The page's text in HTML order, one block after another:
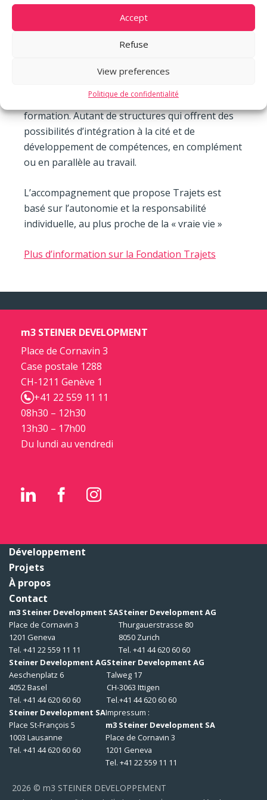
Accept
Refuse
View preferences
Politique de confidentialité
– L’hébergement : 75 places allant
progressivement de résidences formatrices, à
des colocations progressives, pour arriver à des
d’accueil, deux centres de jour, un atelier de
formation. Autant de structures qui offrent des
possibilités d’intégration à la cité et de
développement de compétences, en complément
ou en parallèle au travail.
L’accompagnement que propose Trajets est
basé sur l’autonomie et la responsabilité
individuelle, au plus proche de la « vraie vie »
Plus d’information sur la Fondation Trajets
m3 STEINER DEVELOPMENT
Place de Cornavin 3
Case postale 1288
CH-1211 Genève 1
+41 22 559 11 11
08h30 – 12h30
13h30 – 17h00
Du lundi au vendredi
Développement
Projets
À propos
Contact
m3 Steiner Development SA
Place de Cornavin 3
1201 Geneva
Tel. +41 22 559 11 11
Steiner Development AG
Thurgauerstrasse 80
8050 Zurich
Tel. +41 44 620 60 60
Steiner Development AG
Aeschenplatz 6
4052 Basel
Tel. +41 44 620 60 60
Steiner Development AG
Talweg 17
CH-3063 Ittigen
Tel.+41 44 620 60 60
Steiner Development SA
Place St-François 5
1003 Lausanne
Tel. +41 44 620 60 60
Impressum :
m3 Steiner Development SA
Place de Cornavin 3
1201 Geneva
Tel. +41 22 559 11 11
2026 © m3 STEINER DEVELOPPEMENT